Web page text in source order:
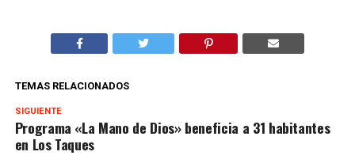
TEMAS RELACIONADOS
SIGUIENTE
Programa «La Mano de Dios» beneficia a 31 habitantes
en Los Taques